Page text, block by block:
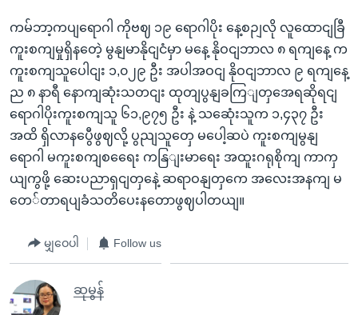
ကမ်ဘာ့ကပျရောဂါ ကိုဗဈ ၁၉ ရောဂါပိုး နေ့စဉျလို လူထောငျခြီ
ကူးစကျမှုရှိနတေဲ့ မွနျမာနိုငျငံမှာ မနေ့ နိုဝငျဘာလ ၈ ရကျနေ့ က
ကူးစကျသူပေါငျး ၁,၀၂၉ ဦး အပါအဝငျ နိုဝငျဘာလ ၉ ရကျနေ့
ည ၈ နာရီ နောကျဆုံးသတငျး ထုတျပွနျခကြျတှအေရဆိုရငျ
ရောဂါပိုးကူးစကျသူ ၆၁,၉၇၅ ဦး နဲ့ သဆေုံးသူက ၁,၄၃၇ ဦး
အထိ ရှိလာနပွေီဖွဈလို့ ပွညျသူတှေ မပေါ့ဆပဲ ကူးစကျမွနျ
ရောဂါ မကူးစကျစရေေး ကနြျးမာရေး အထူးဂရုစိုကျ ကာကှ
ယျကွဖို့ ဆေးပညာရှငျတှနေဲ့ ဆရာဝနျတှကေ အလေးအနကျ မ
တေ်တာရပျခံသတိပေးနတောဖွဈပါတယျ။
မျှဝေပါ Follow us
ဆုမွန်